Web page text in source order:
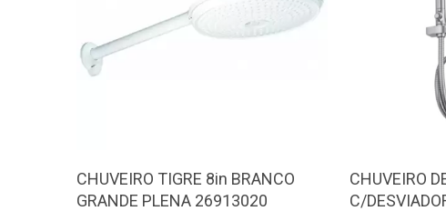
CHUVEIRO TIGRE 8in BRANCO
GRANDE PLENA 26913020
CHUVEIRO
C/